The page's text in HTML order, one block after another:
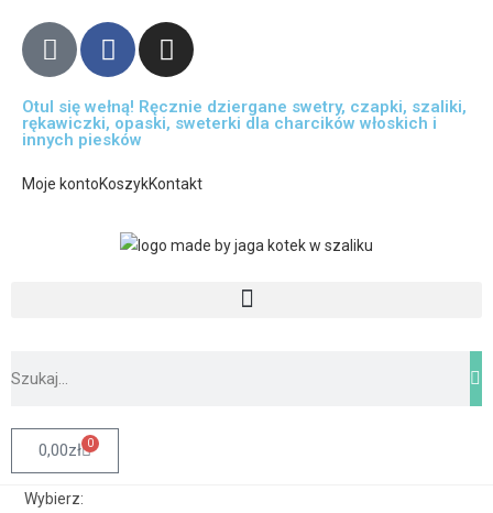
Otul się wełną! Ręcznie dziergane swetry, czapki, szaliki,
rękawiczki, opaski, sweterki dla charcików włoskich i
innych piesków
Moje kontoKoszykKontakt
0,00zł 0
Wybierz: